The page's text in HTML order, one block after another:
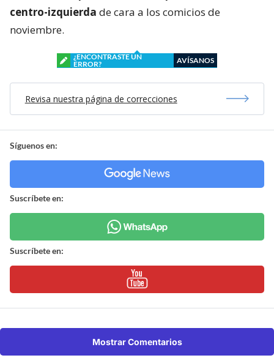
centro-izquierda de cara a los comicios de
noviembre.
¿ENCONTRASTE UN
ERROR?
AVÍSANOS
Revisa nuestra página de correcciones
Síguenos en:
Suscríbete en:
Suscríbete en:
Mostrar Comentarios